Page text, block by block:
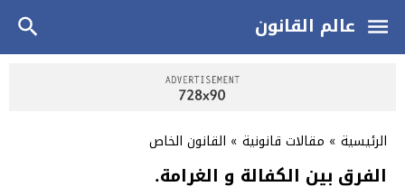
عالم القانون
الرئيسية » مقالات قانونية » القانون الخاص
الفرق بين الكفالة و الغرامة.